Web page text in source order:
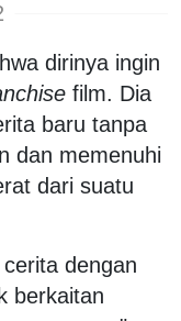
dirinya ingin
film. Dia
baru tanpa
dan memenuhi
dari suatu
dengan
berkaitan